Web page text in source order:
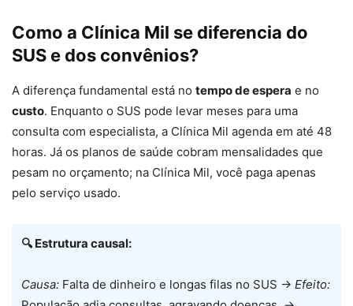
Como a Clínica Mil se diferencia do
SUS e dos convênios?
A diferença fundamental está no tempo de espera e no
custo. Enquanto o SUS pode levar meses para uma
consulta com especialista, a Clínica Mil agenda em até 48
horas. Já os planos de saúde cobram mensalidades que
pesam no orçamento; na Clínica Mil, você paga apenas
pelo serviço usado.
🔍 Estrutura causal:
Causa: Falta de dinheiro e longas filas no SUS → Efeito: